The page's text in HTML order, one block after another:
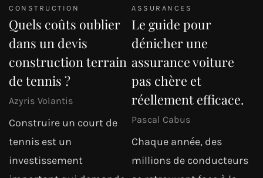
CONSTRUCTION
Quels coûts oublier
dans un devis
construction terrain
de tennis ?
Azyris Volantis
Construire un court de
tennis est un
investissement
ASSURANCES
Le guide pour
dénicher une
assurance voiture
pas chère et
réellement efficace.
Pascal Cabus
Chaque année, des
millions de conducteurs